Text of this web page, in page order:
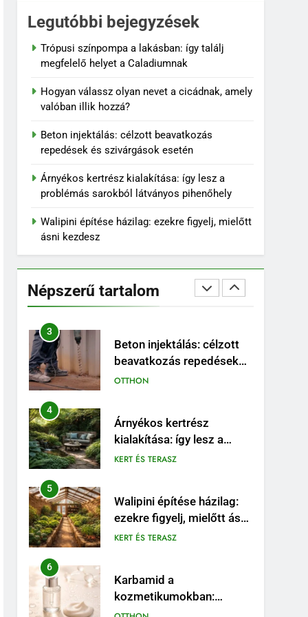
Legutóbbi bejegyzések
Trópusi színpompa a lakásban: így találj
megfelelő helyet a Caladiumnak
Hogyan válassz olyan nevet a cicádnak, amely
valóban illik hozzá?
Beton injektálás: célzott beavatkozás
repedések és szivárgások esetén
Árnyékos kertrész kialakítása: így lesz a
problémás sarokból látványos pihenőhely
Walipini építése házilag: ezekre figyelj, mielőtt
ásni kezdesz
Népszerű tartalom
felhasználási tippek
7
Kevés gondozást igénylő
kert: így tervezz látványos,
mégis könnyen
KERT ÉS TERASZ
8
Szorbitol: Hatások,
Mellékhatások
OTTHON
1
Trópusi színpompa a
megfelelő helyet a
OTTHON
2
Hogyan válassz olyan
nevet a cicádnak, amely
valóban illik hozzá?
3
Beton injektálás: célzott
beavatkozás repedések
és szivárgások esetén
OTTHON
4
Árnyékos kertrész
kialakítása: így lesz a
problémás sarokból
KERT ÉS TERASZ
5
Walipini építése házilag:
ezekre figyelj, mielőtt ásni
kezdesz
KERT ÉS TERASZ
6
Karbamid a
kozmetikumokban:
Hatásmechanizmus,